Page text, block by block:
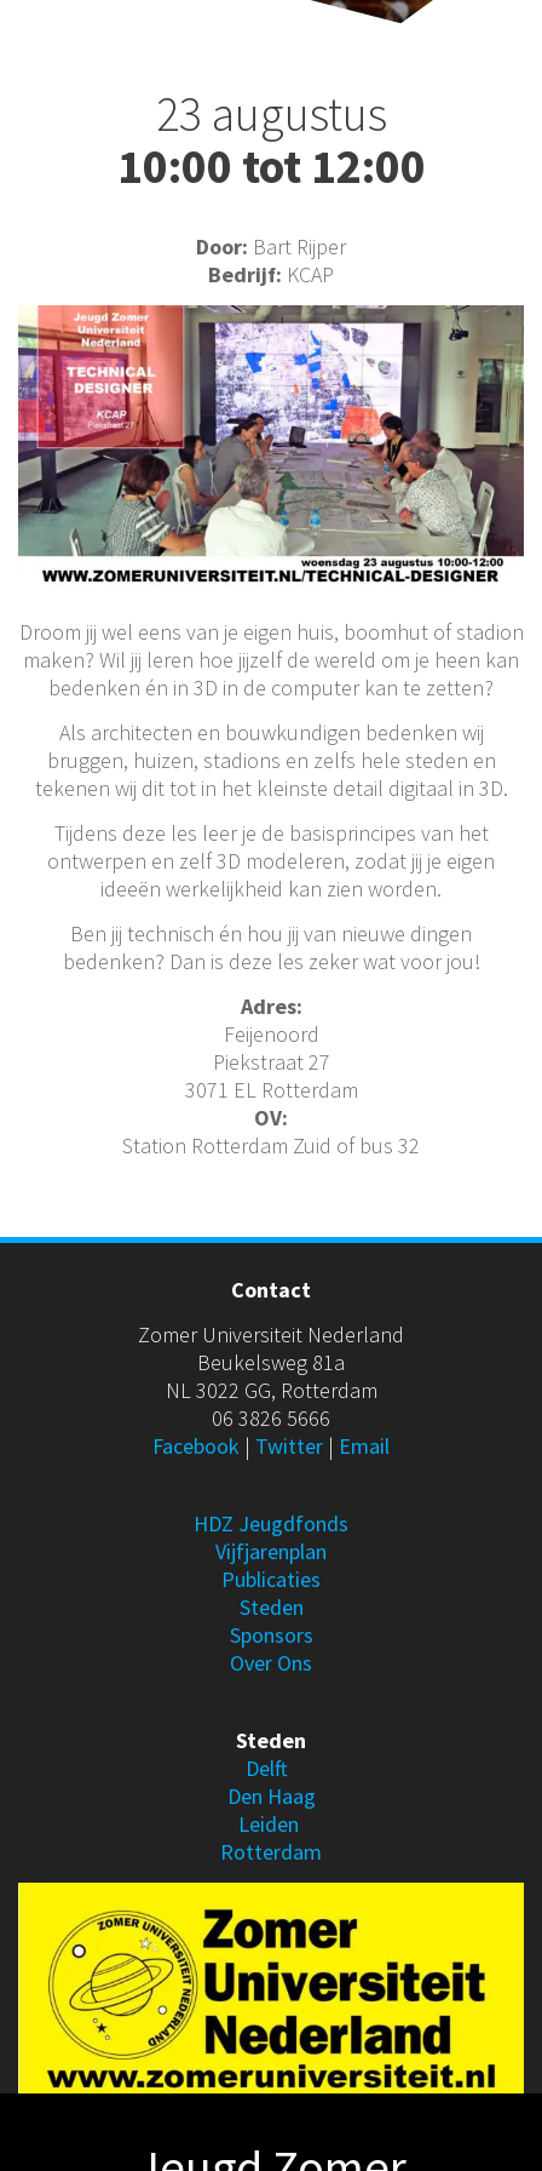
23 augustus
10:00 tot 12:00
Door: Bart Rijper
Bedrijf: KCAP
Droom jij wel eens van je eigen huis, boomhut of stadion
maken? Wil jij leren hoe jijzelf de wereld om je heen kan
bedenken én in 3D in de computer kan te zetten?
Als architecten en bouwkundigen bedenken wij
bruggen, huizen, stadions en zelfs hele steden en
tekenen wij dit tot in het kleinste detail digitaal in 3D.
Tijdens deze les leer je de basisprincipes van het
ontwerpen en zelf 3D modeleren, zodat jij je eigen
ideeën werkelijkheid kan zien worden.
Ben jij technisch én hou jij van nieuwe dingen
bedenken? Dan is deze les zeker wat voor jou!
Adres:
Feijenoord
Piekstraat 27
3071 EL Rotterdam
OV:
Station Rotterdam Zuid of bus 32
Contact
Zomer Universiteit Nederland
Beukelsweg 81a
NL 3022 GG, Rotterdam
06 3826 5666
Facebook | Twitter | Email
HDZ Jeugdfonds
Vijfjarenplan
Publicaties
Steden
Sponsors
Over Ons
Steden
Delft
Den Haag
Leiden
Rotterdam